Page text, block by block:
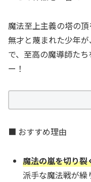
魔法至上主義の塔の
無才と蔑まれた少年
で、至高の魔導師た
ー！
■ おすすめ理由
魔法の嵐を切り裂
派手な魔法戦が繰